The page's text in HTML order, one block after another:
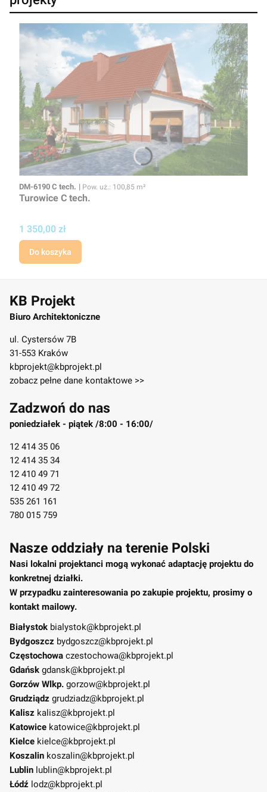
Kod
DM-6190 C tech. Powierzchnia użytkowa
Pow. uż.: 100,85 m²
Turowice C tech.
Cena projektu
1 350,00 zł
Do koszyka
KB Projekt
Biuro Architektoniczne
ul. Cystersów 7B
31-553 Kraków
kbprojekt@kbprojekt.pl
zobacz pełne dane kontaktowe >>
Zadzwoń do nas
poniedziałek - piątek /8:00 - 16:00/
12 414 35 06
12 414 35 34
12 410 49 71
12 410 49 72
535 261 161
780 015 759
Nasze oddziały na terenie Polski
Nasi lokalni projektanci mogą wykonać adaptację projektu do
konkretnej działki.
W przypadku zainteresowania po zakupie projektu, prosimy o
kontakt mailowy.
Białystok bialystok@kbprojekt.pl
Bydgoszcz bydgoszcz@kbprojekt.pl
Częstochowa czestochowa@kbprojekt.pl
Gdańsk gdansk@kbprojekt.pl
Gorzów Wlkp. gorzow@kbprojekt.pl
Grudziądz grudziadz@kbprojekt.pl
Kalisz kalisz@kbprojekt.pl
Katowice katowice@kbprojekt.pl
Kielce kielce@kbprojekt.pl
Koszalin koszalin@kbprojekt.pl
Lublin lublin@kbprojekt.pl
Łódź lodz@kbprojekt.pl